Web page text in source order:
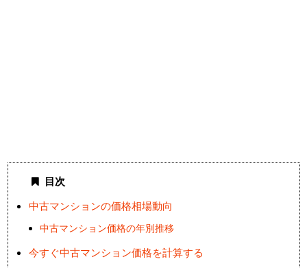
目次
中古マンションの価格相場動向
中古マンション価格の年別推移
今すぐ中古マンション価格を計算する